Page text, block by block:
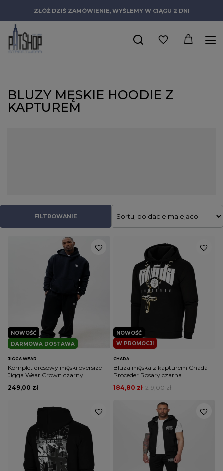
ZŁÓŻ DZIŚ ZAMÓWIENIE, WYŚLEMY W CIĄGU 2 DNI
BLUZY MĘSKIE HOODIE Z
KAPTUREM
FILTROWANIE
NOWOŚĆ
DARMOWA DOSTAWA
JIGGA WEAR
Komplet dresowy męski oversize
Jigga Wear Crown czarny
249,00 zł
W PROMOCJI
NOWOŚĆ
CHADA
Bluza męska z kapturem Chada
Proceder Rosary czarna
219,00 zł
184,80 zł